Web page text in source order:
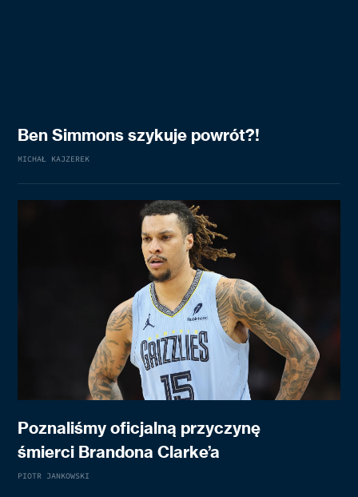
Ben Simmons szykuje powrót?!
MICHAŁ KAJZEREK
Poznaliśmy oficjalną przyczynę
śmierci Brandona Clarke’a
PIOTR JANKOWSKI